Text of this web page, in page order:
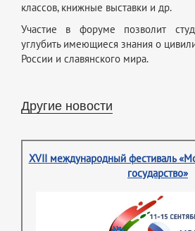
классов, книжные выставки и др.
Участие в форуме позволит
углубить имеющиеся знания о
России и славянского мира.
Другие новости
XVII международный фестиваль
государство»